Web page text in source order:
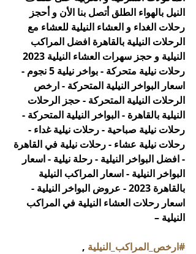
النيل بالهواء الطلق أتصل بنا الأن و أحجز
رحلات الغداء و العشاء النيلية للعشاء مع
الرحلات النيلية بالقاهرة افضل المراكب
النيلية و حجز سهرات العشاء النيلية 2023
رحلات نيلية متحركة - بواخر نيلية 5 نجوم -
اسعار البواخر النيلية المتحركة - ارخص
الرحلات النيلية المتحركة - حجز الرحلات
النيلية بالقاهرة - البواخر النيلية المتحركة -
رحلات نيلية صباحية - رحلات نيلية غداء -
رحلات نيلية عشاء - رحلات نيلية في القاهرة
- افضل البواخر النيلية - رحلة نيلية - اسعار
البواخر النيلية - اسعار المراكب النيلية
بالقاهرة 2023 - عروض البواخر النيلية -
اسعار رحلات العشاء النيلية في المراكب
النيلية –
#ارخص_المراكب_النيلية ,